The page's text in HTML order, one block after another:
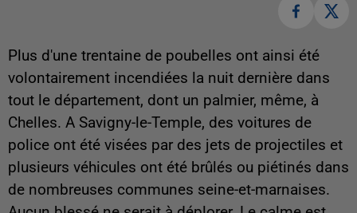
Plus d'une trentaine de poubelles ont ainsi été
volontairement incendiées la nuit dernière dans
tout le département, dont un palmier, même, à
Chelles. A Savigny-le-Temple, des voitures de
police ont été visées par des jets de projectiles et
plusieurs véhicules ont été brûlés ou piétinés dans
de nombreuses communes seine-et-marnaises.